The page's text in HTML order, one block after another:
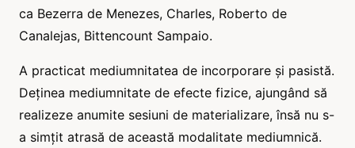
ca Bezerra de Menezes, Charles, Roberto de
Canalejas, Bittencount Sampaio.
A practicat mediumnitatea de incorporare și pasistă.
Deținea mediumnitate de efecte fizice, ajungând să
realizeze anumite sesiuni de materializare, însă nu s-
a simțit atrasă de această modalitate mediumnică.